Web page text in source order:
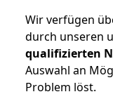
Wir verfügen
durch unseren
qualifizierten
Auswahl an
Problem löst.